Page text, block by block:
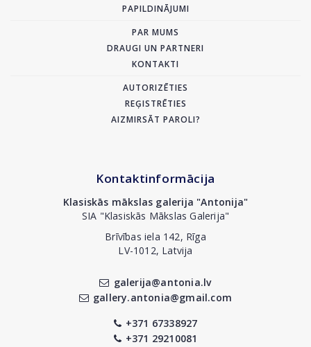
PAPILDINĀJUMI
PAR MUMS
DRAUGI UN PARTNERI
KONTAKTI
AUTORIZĒTIES
REĢISTRĒTIES
AIZMIRSĀT PAROLI?
Kontaktinformācija
Klasiskās mākslas galerija "Antonija"
SIA "Klasiskās Mākslas Galerija"
Brīvības iela 142, Rīga
LV-1012, Latvija
galerija@antonia.lv
gallery.antonia@gmail.com
+371 67338927
+371 29210081